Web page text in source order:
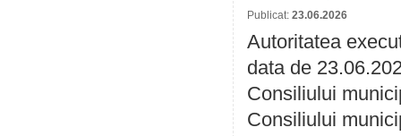
Publicat: 23.06.2026
Autoritatea
data de
Consiliului
Consiliului